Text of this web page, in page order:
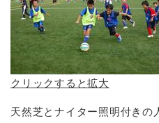
クリックすると拡大
天然芝とナイター照明付きの